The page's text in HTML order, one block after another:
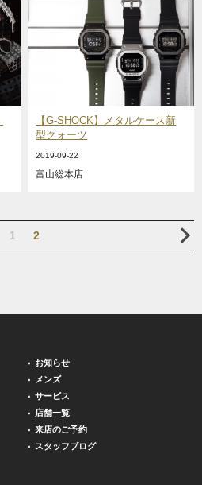
【G-SHOCK】メタルケース新
型クォーツ
2019-09-22
富山総本店
1 2
お知らせ
メンズ
サービス
店舗一覧
来店のご予約
スタッフブログ